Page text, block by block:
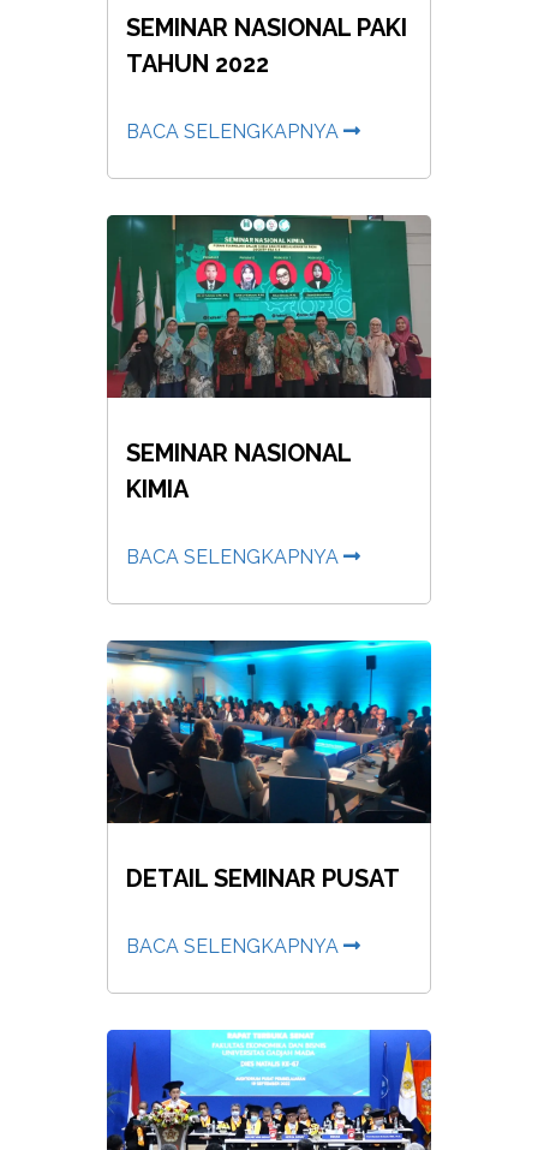
SEMINAR NASIONAL PAKI
TAHUN 2022
BACA SELENGKAPNYA
SEMINAR NASIONAL
KIMIA
BACA SELENGKAPNYA
DETAIL SEMINAR PUSAT
BACA SELENGKAPNYA